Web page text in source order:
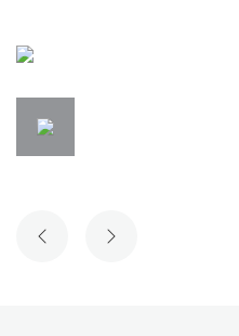
IEPRIEKŠĒJAIS SLAIDS
NĀKAMAIS